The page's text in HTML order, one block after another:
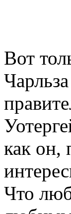
Вот
как он,
Что